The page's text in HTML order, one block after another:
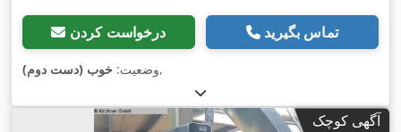
درخواست کردن تماس بگیرید
وضعیت: خوب (دست دوم) ,
آگهی کوچک